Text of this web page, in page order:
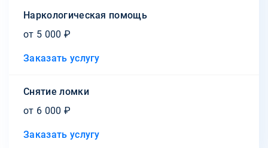
Наркологическая помощь
от 5 000 ₽
Заказать услугу
Снятие ломки
от 6 000 ₽
Заказать услугу